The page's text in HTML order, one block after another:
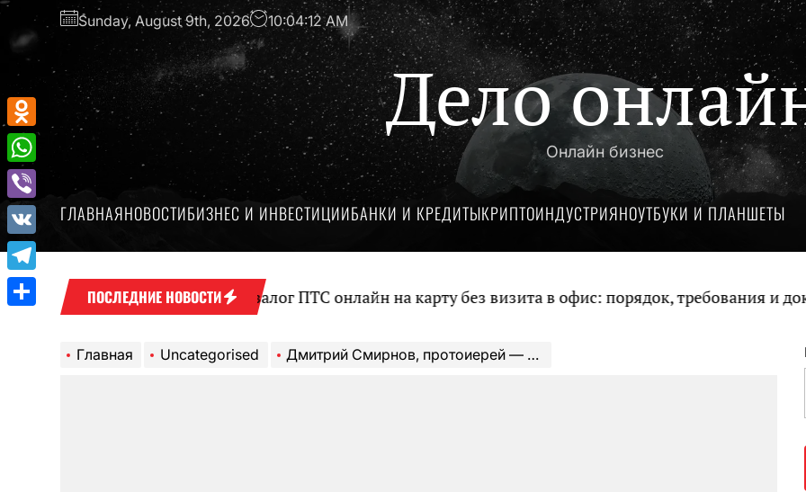
Перейти
содержимому
Sunday, August 9th, 2026 10:04:13 AM
Дело
Онлайн бизнес
ГЛАВНАЯНОВОСТИБИЗНЕС И ИНВЕСТИЦИИБАНКИ И КРЕДИТЫКРИПТОИНДУСТРИЯНОУТБУКИ И ПЛАНШЕТЫ
ПОСЛЕДНИЕ НОВОСТИ
Оформление займа под залог ПТС онлайн на карту без визита в офис: порядок, требования и документы
Главная Uncategorised Дмитрий Смирнов, протоиерей — причина смерти, биография — новости и факты
Odnoklassniki
WhatsApp
Viber
VK
Telegram
Отправить